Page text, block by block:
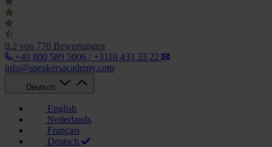
9.2 von 770 Bewertungen
+49 800 589 5006 / +3110 433 33 22
info@speakersacademy.com
Deutsch
English
Nederlands
Français
Deutsch